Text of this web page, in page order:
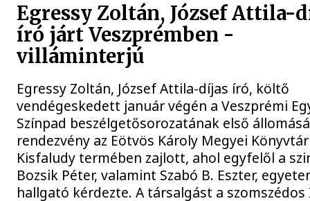
Egressy Zoltán, József Attila-
író járt Veszprémben -
villáminterjú
Egressy Zoltán, József Attila-díjas író, költő
vendégeskedett január végén a Veszprémi
Színpad beszélgetősorozatának első
rendezvény az Eötvös Károly Megyei Könyvtár
Kisfaludy termében zajlott, ahol egyfelől a
Bozsik Péter, valamint Szabó B. Eszter,
hallgató kérdezte. A társalgást a